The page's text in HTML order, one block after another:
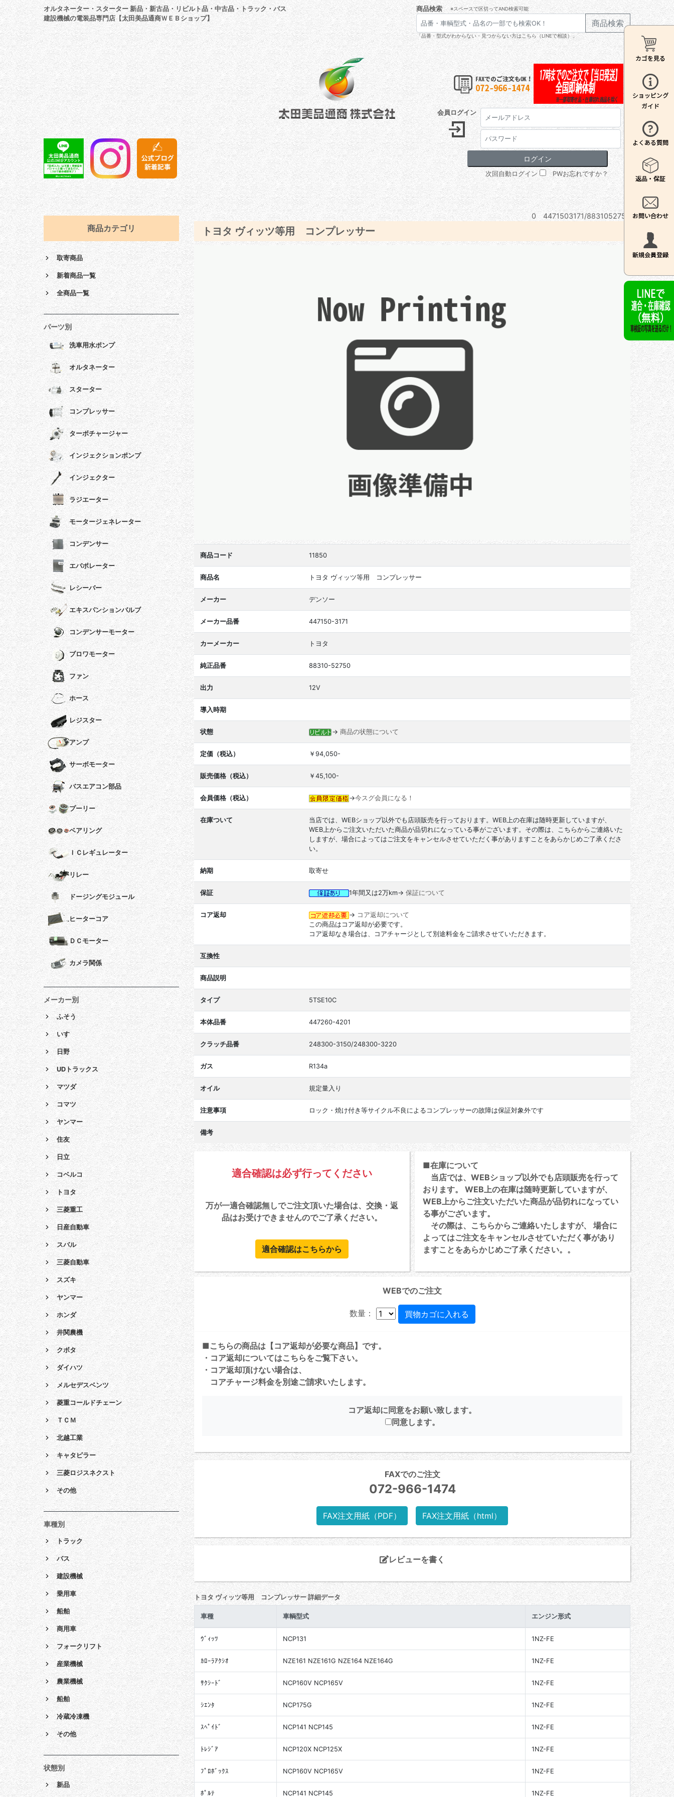
オルタネーター・スターター 新品・新古品・リビルト品・中古品・トラック・バス
建設機械の電装品専門店【太田美品通商ＷＥＢショップ】
商品検索 ※スペースで区切ってAND検索可能
商品検索
「品番・型式がわからない・見つからない方はこちら（LINEで相談）」
会員ログイン
次回自動ログイン PWお忘れですか？
0 4471503171/8831052750
トヨタ ヴィッツ等用 コンプレッサー
商品コード 11850
商品名 トヨタ ヴィッツ等用 コンプレッサー
メーカー デンソー
メーカー品番 447150-3171
カーメーカー トヨタ
純正品番 88310-52750
出力 12V
導入時期
状態 → 商品の状態について
定価（税込） ￥94,050-
販売価格（税込） ￥45,100-
会員価格（税込） →今スグ会員になる！
在庫ついて
当店では、WEBショップ以外でも店頭販売を行っております。WEB上の在庫は随時更新していますが、
WEB上からご注文いただいた商品が品切れになっている事がございます。その際は、こちらからご連絡いた
しますが、場合によってはご注文をキャンセルさせていただく事がありますことをあらかじめご了承くださ
い。
納期 取寄せ
保証 1年間又は2万km→ 保証について
コア返却 → コア返却について
この商品はコア返却が必要です。
コア返却なき場合は、コアチャージとして別途料金をご請求させていただきます。
互換性
商品説明
タイプ 5TSE10C
本体品番 447260-4201
クラッチ品番 248300-3150/248300-3220
ガス R134a
オイル 規定量入り
注意事項 ロック・焼け付き等サイクル不良によるコンプレッサーの故障は保証対象外です
備考
適合確認は必ず行ってください
万が一適合確認無しでご注文頂いた場合は、交換・返
品はお受けできませんのでご了承ください。
適合確認はこちらから
■在庫について
当店では、WEBショップ以外でも店頭販売を行って
おります。 WEB上の在庫は随時更新していますが、
WEB上からご注文いただいた商品が品切れになってい
る事がございます。
その際は、こちらからご連絡いたしますが、 場合に
よってはご注文をキャンセルさせていただく事があり
ますことをあらかじめご了承ください。。
WEBでのご注文
数量：
■こちらの商品は【コア返却が必要な商品】です。
・コア返却についてはこちらをご覧下さい。
・コア返却頂けない場合は、
コアチャージ料金を別途ご請求いたします。
コア返却に同意をお願い致します。
同意します。
FAXでのご注文
072-966-1474
FAX注文用紙（PDF） FAX注文用紙（html）
レビューを書く
トヨタ ヴィッツ等用 コンプレッサー 詳細データ
車種 車輌型式 エンジン形式
ｳﾞｨｯﾂ NCP131 1NZ-FE
ｶﾛｰﾗｱｸｼｵ NZE161 NZE161G NZE164 NZE164G 1NZ-FE
ｻｸｼｰﾄﾞ NCP160V NCP165V 1NZ-FE
ｼｴﾝﾀ NCP175G 1NZ-FE
ｽﾍﾟｲﾄﾞ NCP141 NCP145 1NZ-FE
ﾄﾚｼﾞｱ NCP120X NCP125X 1NZ-FE
ﾌﾟﾛﾎﾞｯｸｽ NCP160V NCP165V 1NZ-FE
ﾎﾟﾙﾃ NCP141 NCP145 1NZ-FE
商品カテゴリ
取寄商品
新着商品一覧
全商品一覧
パーツ別
洗車用水ポンプ
オルタネーター
スターター
コンプレッサー
ターボチャージャー
インジェクションポンプ
インジェクター
ラジエーター
モータージェネレーター
コンデンサー
エバポレーター
レシーバー
エキスパンションバルブ
コンデンサーモーター
ブロワモーター
ファン
ホース
レジスター
アンプ
サーボモーター
バスエアコン部品
プーリー
ベアリング
ＩＣレギュレーター
リレー
ドージングモジュール
ヒーターコア
ＤＣモーター
カメラ関係
メーカー別
ふそう
いすゞ
日野
UDトラックス
マツダ
コマツ
ヤンマー
住友
日立
コベルコ
トヨタ
三菱重工
日産自動車
スバル
三菱自動車
スズキ
ヤンマー
ホンダ
井関農機
クボタ
ダイハツ
メルセデスベンツ
菱重コールドチェーン
ＴＣＭ
北越工業
キャタピラー
三菱ロジスネクスト
その他
車種別
トラック
バス
建設機械
乗用車
船舶
商用車
フォークリフト
産業機械
農業機械
船舶
冷蔵冷凍機
その他
状態別
新品